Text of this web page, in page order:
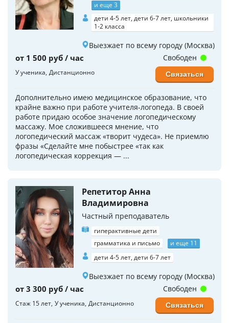
и еще 3
дети 4-5 лет, дети 6-7 лет, школьники
1-2 класса
Выезжает по всему городу (Москва)
от 1 500 руб / час
У ученика Дистанционно
Дополнительно имею медицинское образование, что
крайне важно при работе учителя-логопеда. В своей
работе придаю особое значение логопедическому
массажу. Мое сложившееся мнение, что
логопедический массаж «творит чудеса». Не приемлю
фразы «Сделайте мне побыстрее «так как
логопедическая коррекция — ...
Свободен
Связаться
Репетитор Анна
Владимировна
Частный преподаватель
гиперактивные дети
грамматика и письмо
и еще 11
дети 4-5 лет, дети 6-7 лет
Выезжает по всему городу (Москва)
от 3 300 руб / час
Стаж 15 лет У ученика Дистанционно
Свободен
Связаться